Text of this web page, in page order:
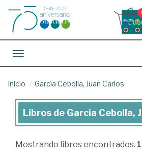
Toggle navigation
Inicio García Cebolla, Juan Carlos
Libros
García
Libros de García Cebolla,
Mostrando libros encontrados. 1